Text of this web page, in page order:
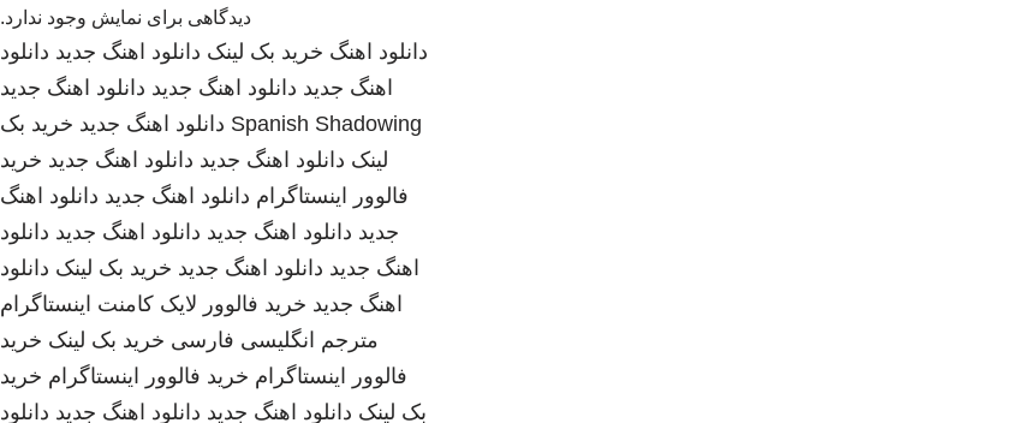
دیدگاهی برای نمایش وجود ندارد.
دانلود اهنگ خرید بک لینک دانلود اهنگ جدید دانلود
اهنگ جدید دانلود اهنگ جدید دانلود اهنگ جدید
Spanish Shadowing دانلود اهنگ جدید خرید بک
لینک دانلود اهنگ جدید دانلود اهنگ جدید خرید
فالوور اینستاگرام دانلود اهنگ جدید دانلود اهنگ
جدید دانلود اهنگ جدید دانلود اهنگ جدید دانلود
اهنگ جدید دانلود اهنگ جدید خرید بک لینک دانلود
اهنگ جدید خرید فالوور لایک کامنت اینستاگرام
مترجم انگلیسی فارسی خرید بک لینک خرید
فالوور اینستاگرام خرید فالوور اینستاگرام خرید
بک لینک دانلود اهنگ جدید دانلود اهنگ جدید دانلود